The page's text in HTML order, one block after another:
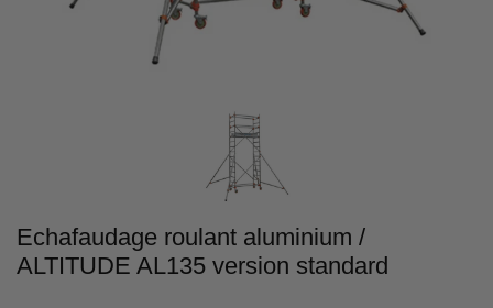
Echafaudage roulant aluminium /
ALTITUDE AL135 version standard